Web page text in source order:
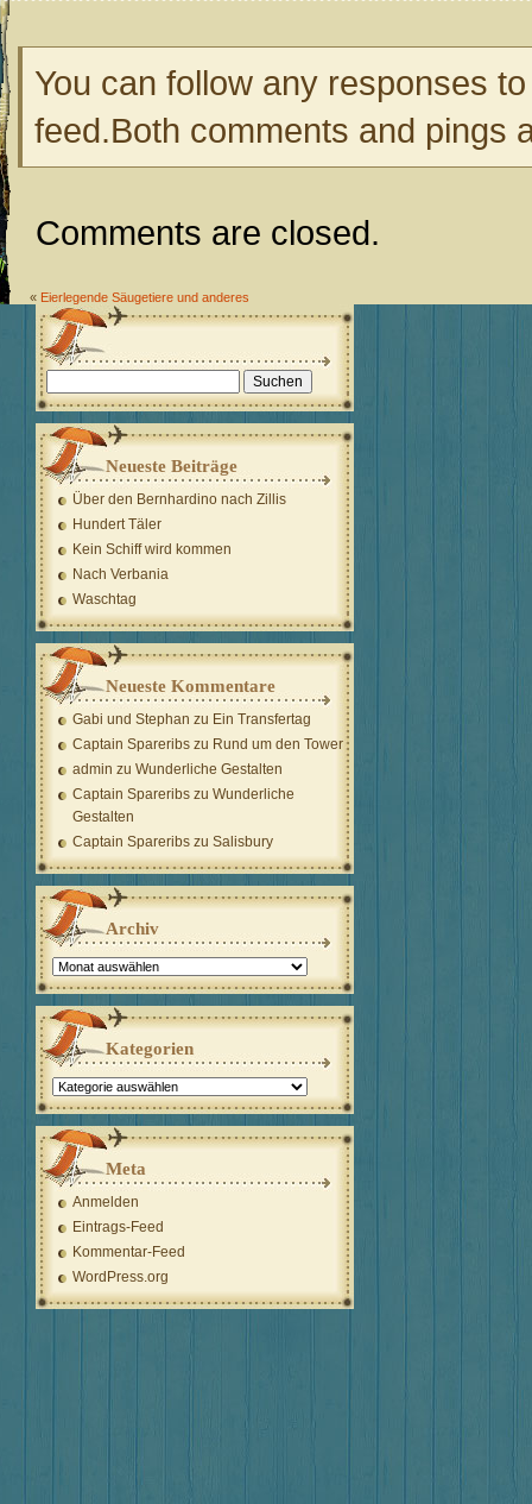
You can follow any responses
feed.Both comments and pings
Comments are closed.
« Eierlegende Säugetiere und anderes
Suchen
nach:
Neueste Beiträge
Über den Bernhardino nach Zillis
Hundert Täler
Kein Schiff wird kommen
Nach Verbania
Waschtag
Neueste Kommentare
Gabi und Stephan zu Ein Transfertag
Captain Spareribs zu Rund um den Tower
admin zu Wunderliche Gestalten
Captain Spareribs zu Wunderliche
Gestalten
Captain Spareribs zu Salisbury
Archiv
Archiv
Kategorien
Kategorien
Meta
Anmelden
Eintrags-Feed
Kommentar-Feed
WordPress.org